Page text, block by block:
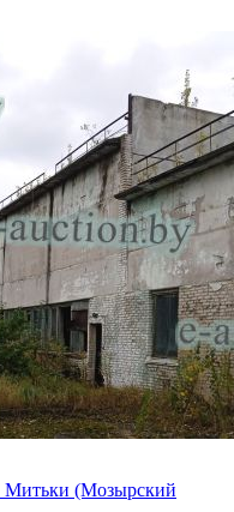
Митьки (Мозырский